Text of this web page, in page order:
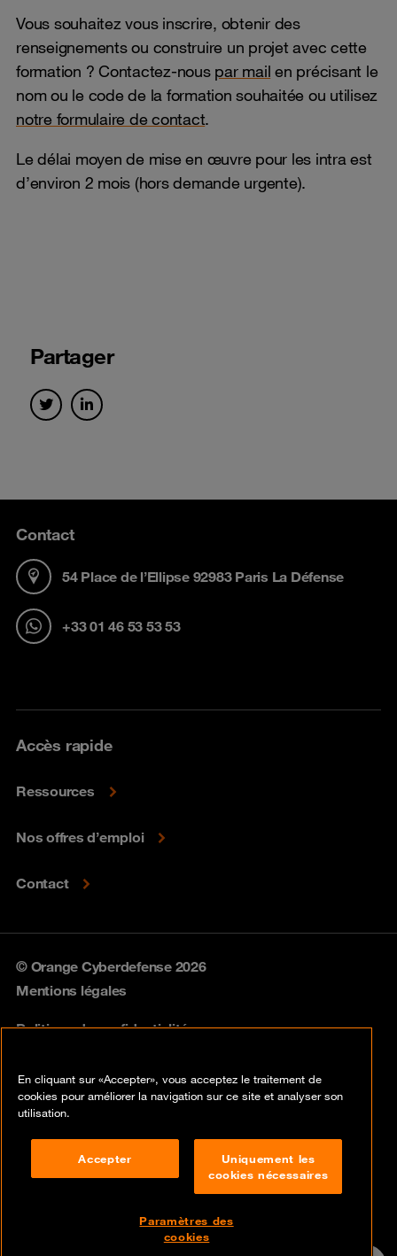
Partager
Vous souhaitez vous inscrire, obtenir des
renseignements ou construire un projet avec cette
formation ? Contactez-nous par mail en précisant le
nom ou le code de la formation souhaitée ou utilisez
notre formulaire de contact.
Le délai moyen de mise en œuvre pour les intra est
d’environ 2 mois (hors demande urgente).
Contact
54 Place de l’Ellipse 92983 Paris La Défense
+33 01 46 53 53 53
Accès rapide
Ressources
Nos offres d’emploi
Contact
© Orange Cyberdefense 2026
Mentions légales
Politique de confidentialité
Cookies
Conformité
Lancer une alerte
En cliquant sur «Accepter», vous acceptez le traitement de
cookies pour améliorer la navigation sur ce site et analyser son
utilisation.
Accepter
Uniquement les
cookies nécessaires
Paramètres des
cookies